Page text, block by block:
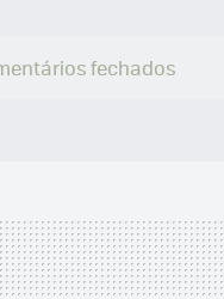
fechados